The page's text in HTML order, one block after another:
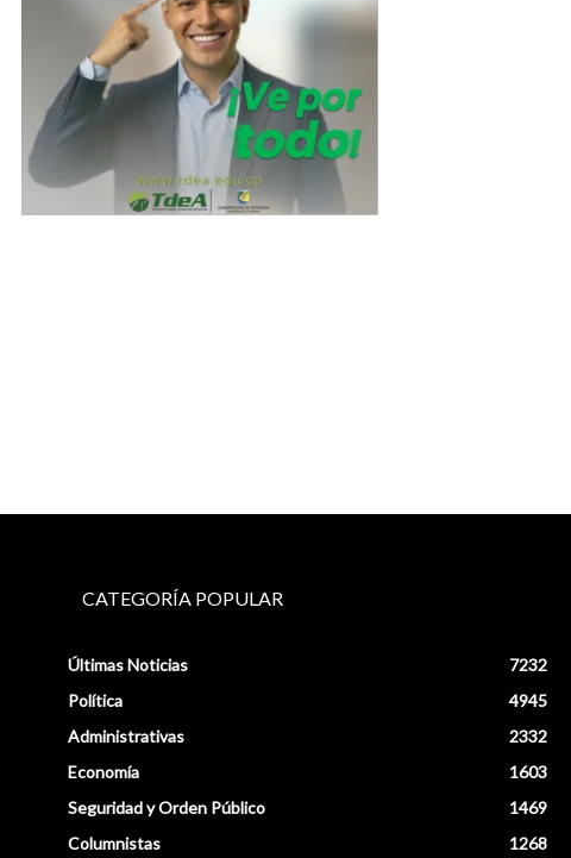
CATEGORÍA POPULAR
Últimas Noticias
7232
Política
4945
Administrativas
2332
Economía
1603
Seguridad y Orden Público
1469
Columnistas
1268